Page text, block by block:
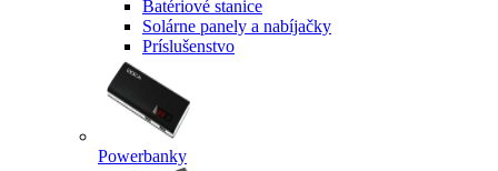
Batériové stanice
Solárne panely a nabíjačky
Príslušenstvo
Powerbanky